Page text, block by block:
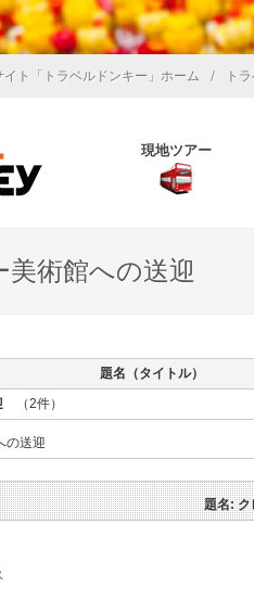
ト「トラベルドンキー」ホーム / ト
現地ツアー
術館への送迎
題名（タイトル）
（2件）
の送迎
題名: ク